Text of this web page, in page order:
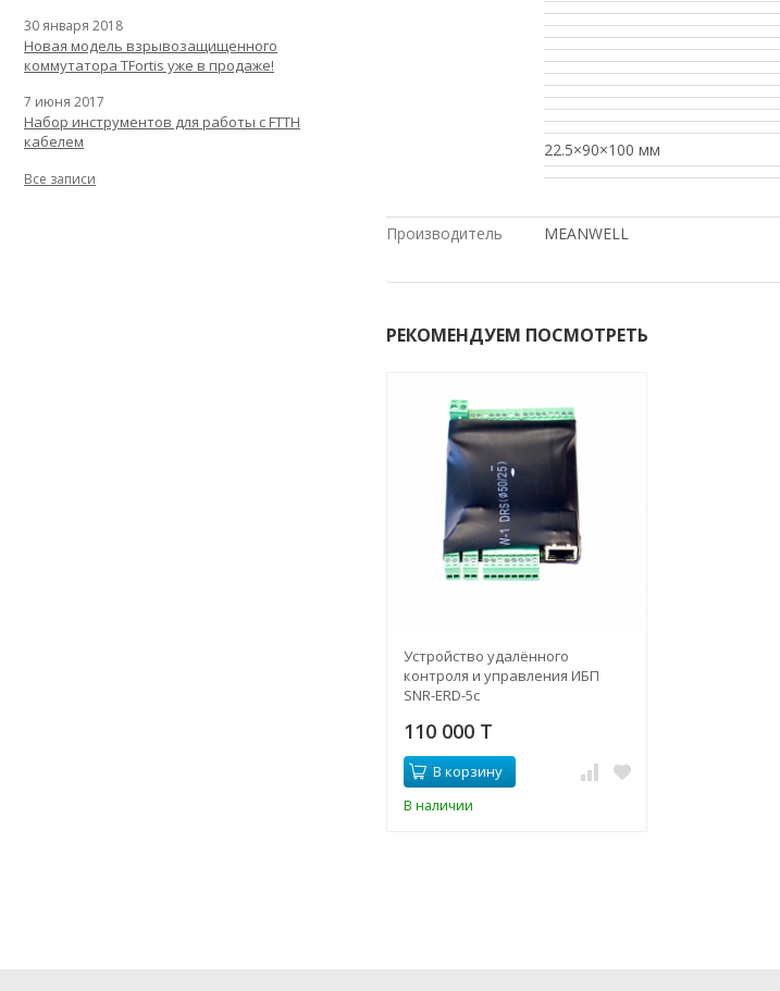
22.5×90×100 мм
Производитель MEANWELL
РЕКОМЕНДУЕМ ПОСМОТРЕТЬ
Устройство удалённого
контроля и управления ИБП
SNR-ERD-5c
110 000 T
В корзину
В наличии
30 января 2018
Новая модель взрывозащищенного
коммутатора TFortis уже в продаже!
7 июня 2017
Набор инструментов для работы с FTTH
кабелем
Все записи